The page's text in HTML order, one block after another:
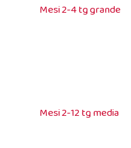
Mesi 2-4 tg grande
Mesi 2-12 tg media